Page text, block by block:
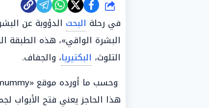
شارك
في رحلة البحث الدؤوبة عن
البشرة الواقي»، هذه الطبقة
التلوث، البكتيريا، والجفاف.
هذا الحاجز يعني فتح الأبواب